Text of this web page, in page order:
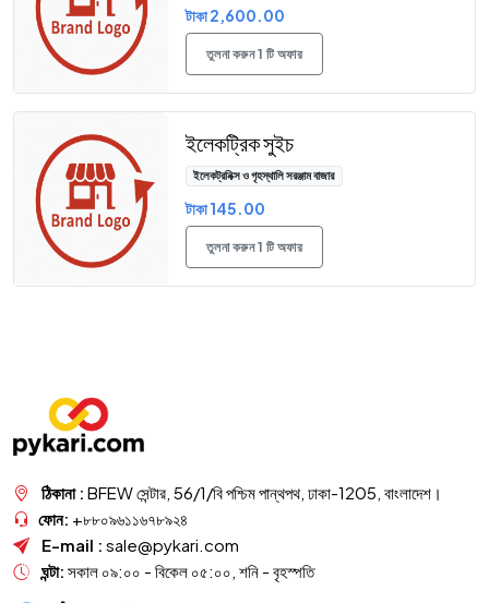
টাকা 2,600.00
তুলনা করুন 1 টি অফার
ইলেকট্রিক সুইচ
ইলেকট্রনিক্স ও গৃহস্থালি সরঞ্জাম বাজার
টাকা 145.00
তুলনা করুন 1 টি অফার
ঠিকানা : BFEW সেন্টার, 56/1/বি পশ্চিম পান্থপথ, ঢাকা-1205, বাংলাদেশ।
ফোন: +৮৮০৯৬১১৬৭৮৯২৪
E-mail : sale@pykari.com
ঘন্টা: সকাল ০৯:০০ - বিকেল ০৫:০০, শনি - বৃহস্পতি